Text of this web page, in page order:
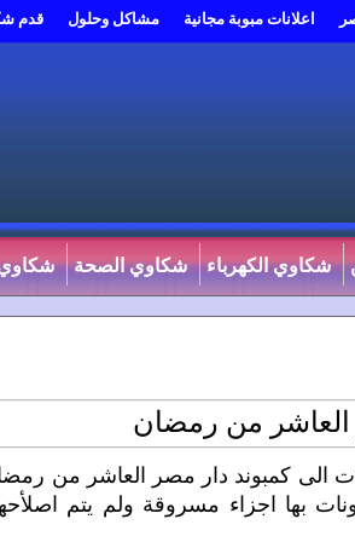
اعلانات مبوبة مجانية مشاكل وحلول قدم
شكاوي الكهرباء شكاوي الصحة شكاوي
العاشر من رمضان
الى كمبوند دار مصر العاشر من
بها اجزاء مسروقة ولم يتم